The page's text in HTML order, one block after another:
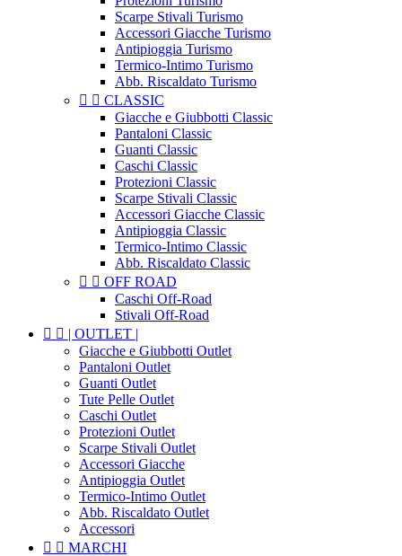
Scarpe Stivali Turismo
Accessori Giacche Turismo
Antipioggia Turismo
Termico-Intimo Turismo
Abb. Riscaldato Turismo
  CLASSIC
Giacche e Giubbotti Classic
Pantaloni Classic
Guanti Classic
Caschi Classic
Protezioni Classic
Scarpe Stivali Classic
Accessori Giacche Classic
Antipioggia Classic
Termico-Intimo Classic
Abb. Riscaldato Classic
  OFF ROAD
Caschi Off-Road
Stivali Off-Road
  | OUTLET |
Giacche e Giubbotti Outlet
Pantaloni Outlet
Guanti Outlet
Tute Pelle Outlet
Caschi Outlet
Protezioni Outlet
Scarpe Stivali Outlet
Accessori Giacche
Antipioggia Outlet
Termico-Intimo Outlet
Abb. Riscaldato Outlet
Accessori
  MARCHI